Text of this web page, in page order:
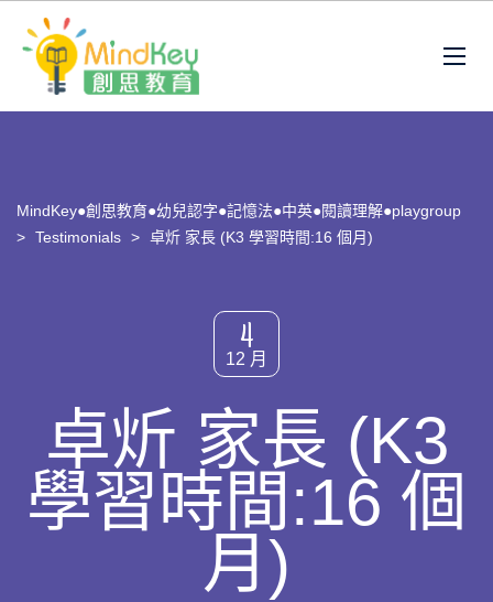
MindKey●創思教育●幼兒認字●記憶法●中英●閱讀理解●playgroup
> Testimonials > 卓炘 家長 (K3 學習時間:16 個月)
4
12 月
卓炘 家長 (K3
學習時間:16 個
月)